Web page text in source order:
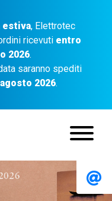
estiva, Elettrotec
ricevuti entro
2026.
saranno spediti
2026.